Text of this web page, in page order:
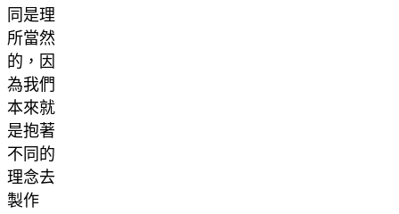
同是理
所當然
的，因
為我們
本來就
是抱著
不同的
理念去
製作